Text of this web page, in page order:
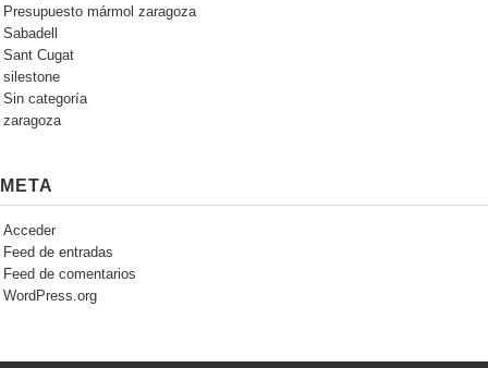
Presupuesto mármol zaragoza
Sabadell
Sant Cugat
silestone
Sin categoría
zaragoza
META
Acceder
Feed de entradas
Feed de comentarios
WordPress.org